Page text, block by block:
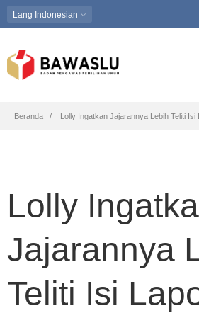
Lang Indonesian
Breadcrumb
Beranda Lolly Ingatkan Jajarannya Lebih Teliti
Lolly
Jajarannya
Teliti Isi